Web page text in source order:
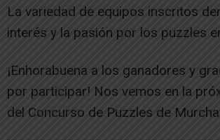
La variedad de equipos inscritos
interés y la pasión por los puzzles
¡Enhorabuena a los ganadores y
por participar! Nos vemos en la
del Concurso de Puzzles de